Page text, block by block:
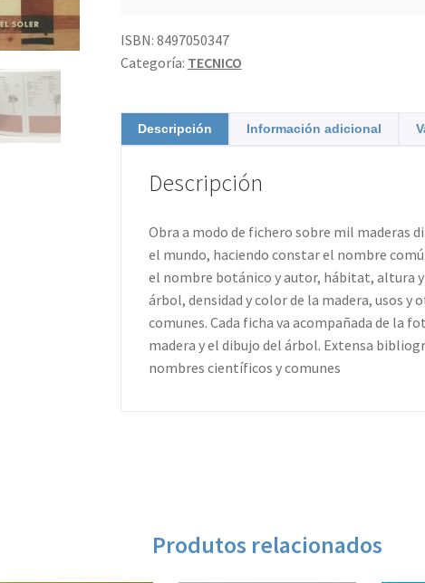
ISBN: 8497050347
Categoría: TECNICO
Descripción Información adicional
Descripción
Obra a modo de fichero sobre mil maderas
el mundo, haciendo constar el nombre
el nombre botánico y autor, hábitat, altura
árbol, densidad y color de la madera, usos y
comunes. Cada ficha va acompañada de la
madera y el dibujo del árbol. Extensa
nombres científicos y comunes
Produtos relacionados